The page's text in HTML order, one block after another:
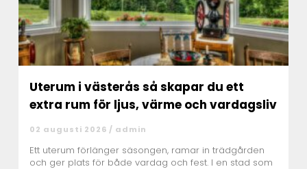
Uterum i västerås så skapar du ett
extra rum för ljus, värme och vardagsliv
02 augusti 2026 / admin
Ett uterum förlänger säsongen, ramar in trädgården
och ger plats för både vardag och fest. I en stad som